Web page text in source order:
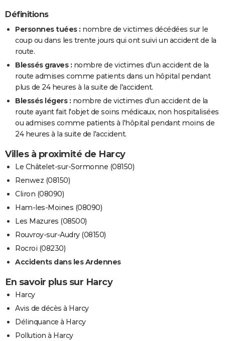
Définitions
Personnes tuées : nombre de victimes décédées sur le
coup ou dans les trente jours qui ont suivi un accident de la
route.
Blessés graves : nombre de victimes d'un accident de la
route admises comme patients dans un hôpital pendant
plus de 24 heures à la suite de l'accident.
Blessés légers : nombre de victimes d'un accident de la
route ayant fait l'objet de soins médicaux, non hospitalisées
ou admises comme patients à l'hôpital pendant moins de
24 heures à la suite de l'accident.
Villes à proximité de Harcy
Le Châtelet-sur-Sormonne (08150)
Renwez (08150)
Cliron (08090)
Ham-les-Moines (08090)
Les Mazures (08500)
Rouvroy-sur-Audry (08150)
Rocroi (08230)
Accidents dans les Ardennes
En savoir plus sur Harcy
Harcy
Avis de décès à Harcy
Délinquance à Harcy
Pollution à Harcy